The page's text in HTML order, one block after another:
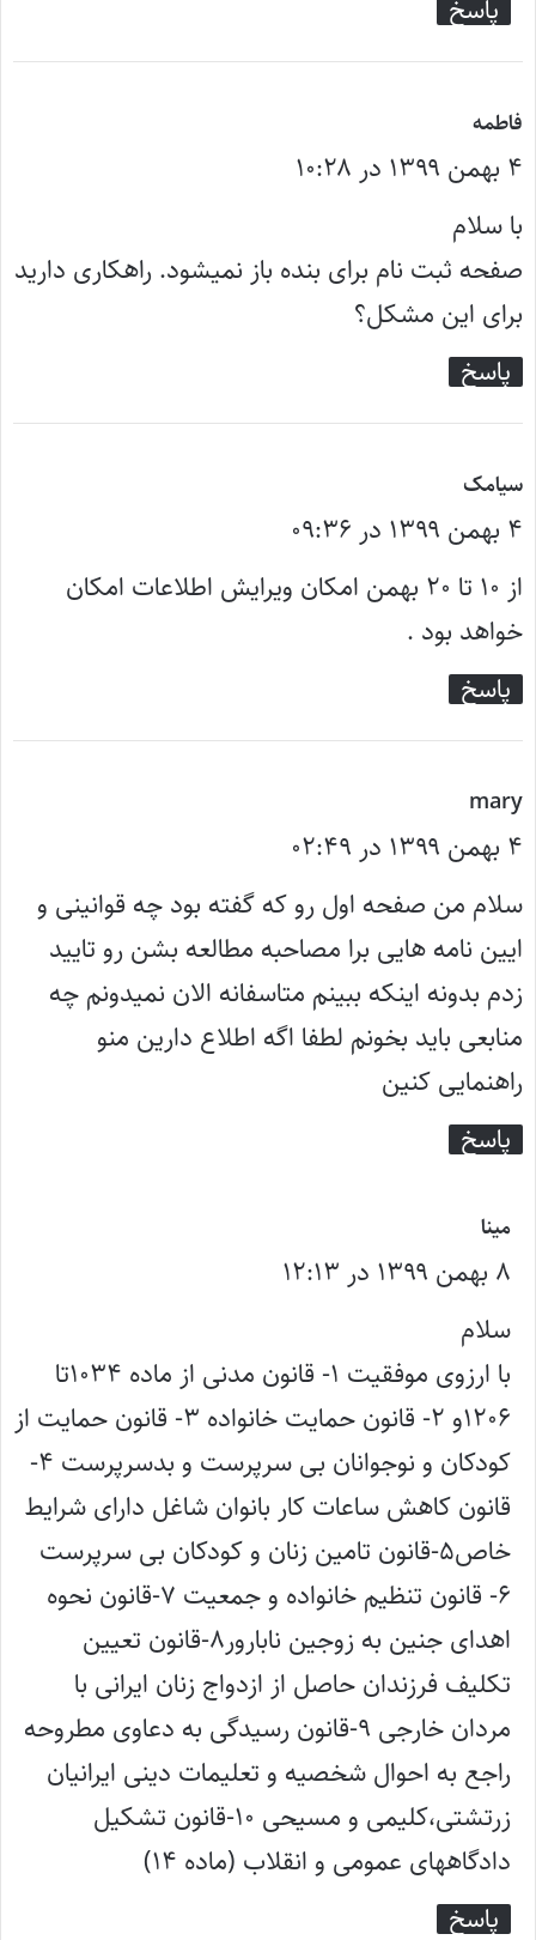
پاسخ
فاطمه
ف
ت
:
۴ بهمن ۱۳۹۹ در ۱۰:۲۸
با سلام
صفحه ثبت نام برای بنده باز نمیشود. راهکاری دارید
برای این مشکل؟
پاسخ
سیامک
ف
ت
:
۴ بهمن ۱۳۹۹ در ۰۹:۳۶
از ۱۰ تا ۲۰ بهمن امکان ویرایش اطلاعات امکان
خواهد بود .
پاسخ
mary
ف
ت
:
۴ بهمن ۱۳۹۹ در ۰۲:۴۹
سلام من صفحه اول رو که گفته بود چه قوانینی و
ایین نامه هایی برا مصاحبه مطالعه بشن رو تایید
زدم بدونه اینکه ببینم متاسفانه الان نمیدونم چه
منابعی باید بخونم لطفا اگه اطلاع دارین منو
راهنمایی کنین
پاسخ
مینا
ف
ت
:
۸ بهمن ۱۳۹۹ در ۱۲:۱۳
سلام
با ارزوی موفقیت ۱- قانون مدنی از ماده ۱۰۳۴تا
۱۲۰۶و ۲- قانون حمایت خانواده ۳- قانون حمایت از
کودکان و نوجوانان بی سرپرست و بدسرپرست ۴-
قانون کاهش ساعات کار بانوان شاغل دارای شرایط
خاص۵-قانون تامین زنان و کودکان بی سرپرست
۶- قانون تنظیم خانواده و جمعیت ۷-قانون نحوه
اهدای جنین به زوجین نابارور۸-قانون تعیین
تکلیف فرزندان حاصل از ازدواج زنان ایرانی با
مردان خارجی ۹-قانون رسیدگی به دعاوی مطروحه
راجع به احوال شخصیه و تعلیمات دینی ایرانیان
زرتشتی،کلیمی و مسیحی ۱۰-قانون تشکیل
دادگاههای عمومی و انقلاب (ماده ۱۴)
پاسخ